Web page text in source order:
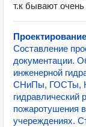
т.к бывают очень
Составление
документации.
инженерной
СНиПы, ГОСТы,
гидравлический
пожаротушения
учереждениях.